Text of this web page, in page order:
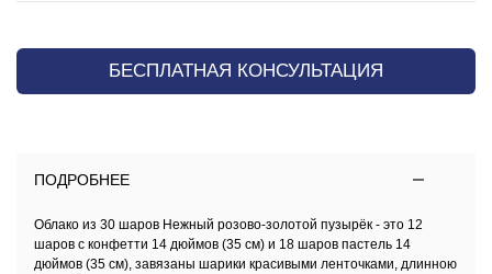
БЕСПЛАТНАЯ КОНСУЛЬТАЦИЯ
ПОДРОБНЕЕ
Облако из 30 шаров Нежный розово-золотой пузырёк - это 12
шаров с конфетти 14 дюймов (35 см) и 18 шаров пастель 14
дюймов (35 см), завязаны шарики красивыми ленточками, длинною